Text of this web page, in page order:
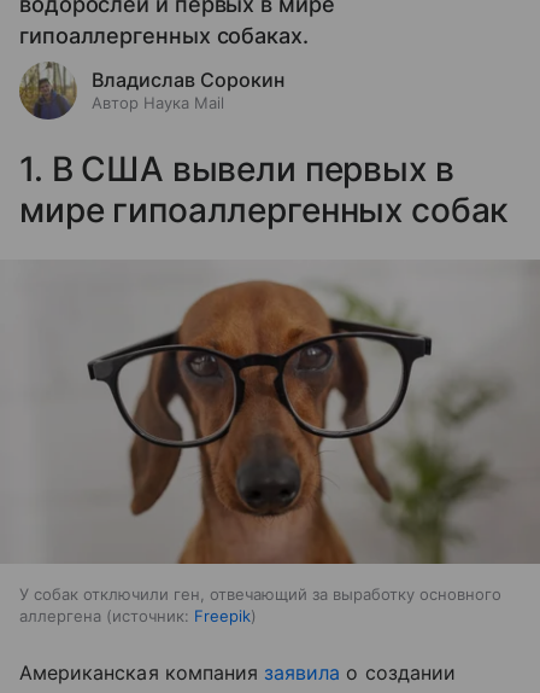
гипоаллергенных собаках.
Владислав Сорокин
Автор Наука Mail
1. В США вывели первых в
мире гипоаллергенных собак
У собак отключили ген, отвечающий за выработку основного
аллергена
источник: Freepik
Американская компания заявила о создании